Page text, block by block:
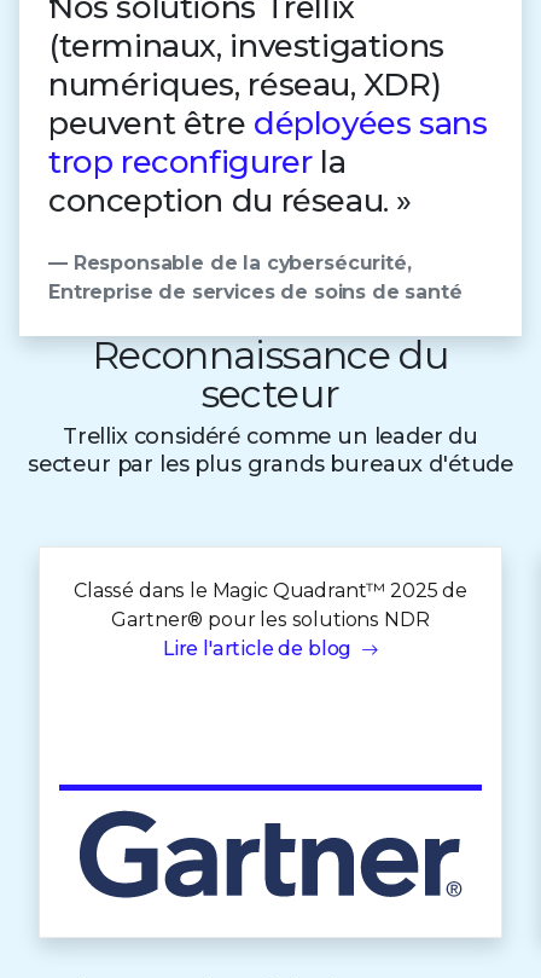
Nos solutions Trellix
(terminaux, investigations
numériques, réseau, XDR)
peuvent être déployées sans
trop reconfigurerla
conception du réseau. »
— Responsable de la cybersécurité,
Entreprise de services de soins de santé
Reconnaissance du
secteur
Trellix considéré comme un leader du
secteur par les plus grands bureaux d'étude
Classé dans le Magic Quadrant™ 2025 de
Gartner® pour les solutions NDR
Lire l'article de blog